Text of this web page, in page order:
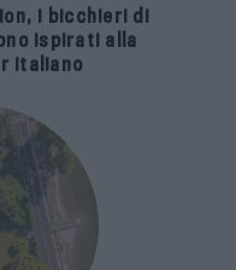
i bicchieri di
ispirati alla
italiano